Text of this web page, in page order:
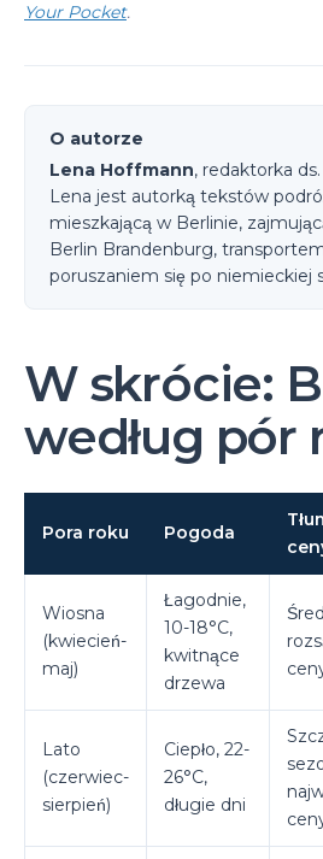
Your Pocket.
O autorze
Lena Hoffmann, redaktorka
Lena jest autorką tekstów
mieszkającą w Berlinie,
Berlin Brandenburg,
poruszaniem się po niemieckiej
W skrócie:
według pór
Pora roku Pogoda
Wiosna
(kwiecień-
maj)
Łagodnie,
10-18°C,
kwitnące
drzewa
Lato
(czerwiec-
sierpień)
Ciepło, 22-
26°C,
długie dni